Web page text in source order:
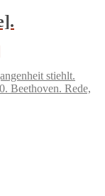
stiehlt.
Beethoven. Rede,